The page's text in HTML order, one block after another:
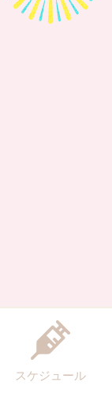
スケジュール